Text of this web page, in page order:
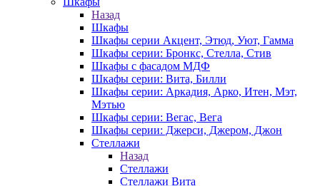
Назад
Шкафы
Шкафы серии Акцент, Этюд, Уют, Гамма
Шкафы серии: Бронкс, Стелла, Стив
Шкафы с фасадом МДФ
Шкафы серии: Вита, Билли
Шкафы серии: Аркадия, Арко, Итен, Мэт,
Мэтью
Шкафы серии: Вегас, Вега
Шкафы серии: Джерси, Джером, Джон
Стеллажи
Назад
Стеллажи
Стеллажи Вита